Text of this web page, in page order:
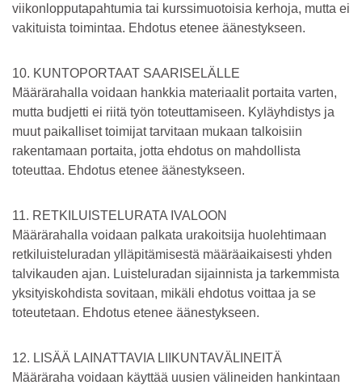
viikonlopputapahtumia tai kurssimuotoisia kerhoja, mutta ei
vakituista toimintaa. Ehdotus etenee äänestykseen.
10. KUNTOPORTAAT SAARISELÄLLE
Määrärahalla voidaan hankkia materiaalit portaita varten,
mutta budjetti ei riitä työn toteuttamiseen. Kyläyhdistys ja
muut paikalliset toimijat tarvitaan mukaan talkoisiin
rakentamaan portaita, jotta ehdotus on mahdollista
toteuttaa. Ehdotus etenee äänestykseen.
11. RETKILUISTELURATA IVALOON
Määrärahalla voidaan palkata urakoitsija huolehtimaan
retkiluisteluradan ylläpitämisestä määräaikaisesti yhden
talvikauden ajan. Luisteluradan sijainnista ja tarkemmista
yksityiskohdista sovitaan, mikäli ehdotus voittaa ja se
toteutetaan. Ehdotus etenee äänestykseen.
12. LISÄÄ LAINATTAVIA LIIKUNTAVÄLINEITÄ
Määräraha voidaan käyttää uusien välineiden hankintaan